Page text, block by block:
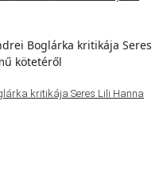
kritikája Seres Lili Hanna